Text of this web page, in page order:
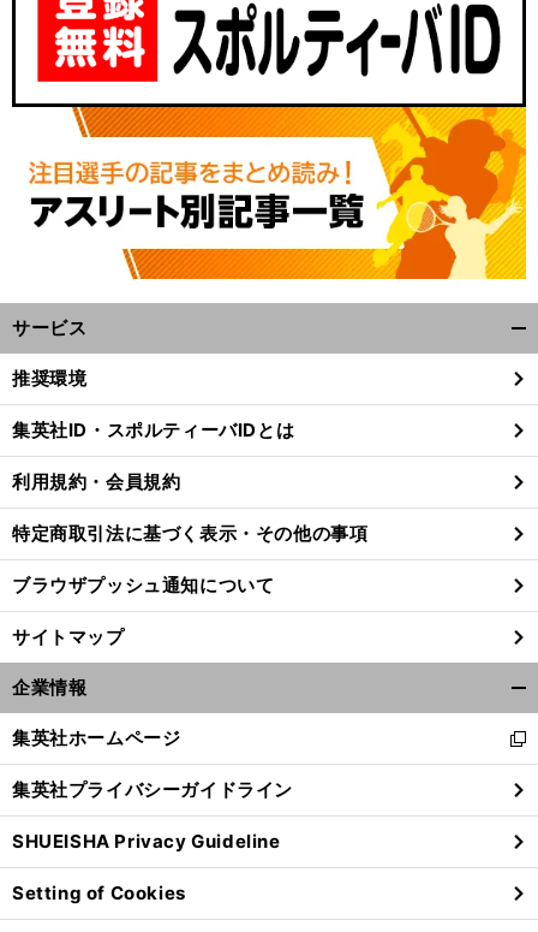
サービス
閉
る
推奨環境
集英社ID・スポルティーバIDとは
利用規約・会員規約
特定商取引法に基づく表示・その他の事項
ブラウザプッシュ通知について
サイトマップ
企業情報
閉
る
集英社ホームページ
新
し
い
ウ
ィ
ン
ド
ウ
集英社プライバシーガイドライン
SHUEISHA Privacy Guideline
Setting of Cookies